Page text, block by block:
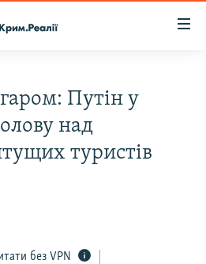
Путін у
над
туристів
без VPN